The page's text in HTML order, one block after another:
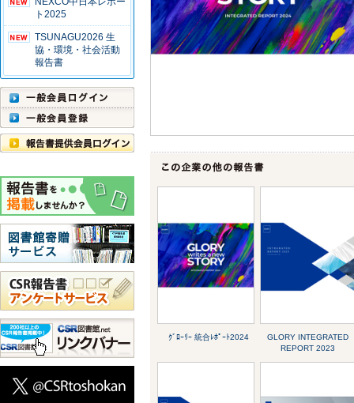
ト2025
TSUNAGU2026 生
協・環境・社会活動
報告書
ｸﾞﾛｰﾘｰ 統合ﾚﾎﾟｰﾄ2024
GLORY INTEGRATED
REPORT 2023